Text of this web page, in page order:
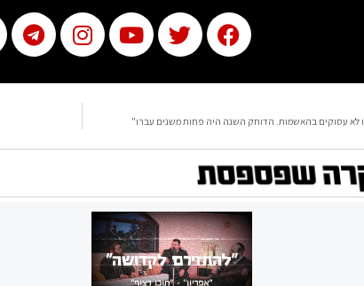
לא עסוקים בהאשמות. הדוחק השנה היה פחות משנים עברו"